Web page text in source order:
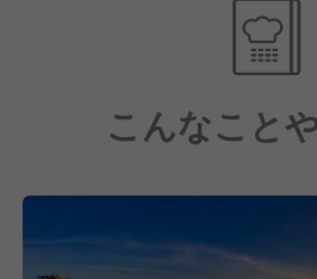
海外で働くとなれば、英語は必
そこで当社では飲食店における
るので、「英語は全然ダメな
っている方もご安心くださいま
修行の後に待つのは海外での
これは生半可な気持ちではやり
思います。
こんなこと